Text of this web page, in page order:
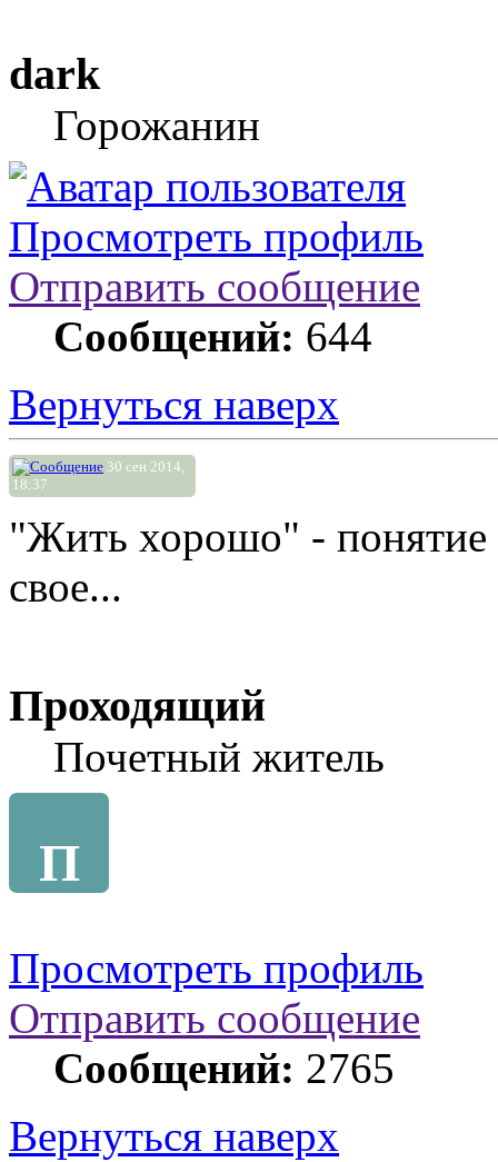
dark
Горожанин
Просмотреть профиль
Отправить сообщение
Сообщений: 644
Вернуться наверх
30 сен 2014,
18:37
"Жить хорошо" - понятие
свое...
Проходящий
Почетный житель
П
Просмотреть профиль
Отправить сообщение
Сообщений: 2765
Вернуться наверх